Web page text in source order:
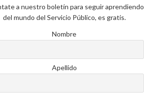
a nuestro boletín para seguir aprendiendo
del mundo del Servicio Público, es gratis.
Nombre
Apellido